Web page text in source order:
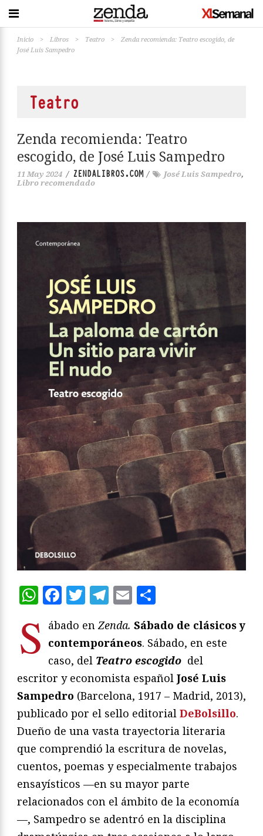
Inicio > Libros > Teatro >
Zenda recomienda: Teatro escogido, de
José Luis Sampedro
Teatro
Zenda recomienda: Teatro
escogido, de José Luis Sampedro
11 May 2024 / ZENDALIBROS.COM/ José Luis Sampedro,
Libro recomendado
WhatsApp
Facebook
Twitter
Telegram
Email
S ábado enZenda. Sábado de clásicos y
contemporáneos. Sábado, en este
caso, del Teatro escogido del
escritor y economista español José Luis
Sampedro (Barcelona, 1917 – Madrid, 2013),
publicado por el sello editorial DeBolsillo.
Dueño de una vasta trayectoria literaria
que comprendió la escritura de novelas,
cuentos, poemas y especialmente trabajos
ensayísticos —en su mayor parte
relacionados con el ámbito de la economía
—, Sampedro se adentró en la disciplina